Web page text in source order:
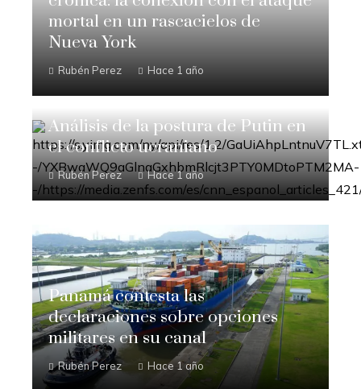
mortal en un rascacielos de
Nueva York
Rubén Perez Hace 1 año
Análisis de la postura de Putin en
el conflicto ucraniano
Rubén Perez Hace 1 año
Panamá contesta las
declaraciones sobre opciones
militares en su canal
Rubén Perez Hace 1 año